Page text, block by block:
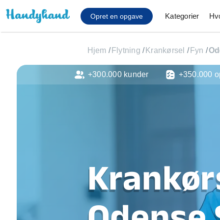
Opret en opgave Kategorier
Affaldsfjernelse
Hårde hvidevare
Hjælp til mobil, pc,
Installation af
Møbelsamling og
Ophængning af
Hjem / Flytning / Krankørsel / Fyn /
+300.000 kunder +350.000